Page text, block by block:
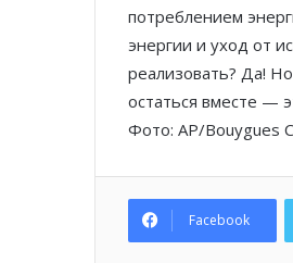
потреблением
энергии и уход от
реализовать? Да!
остаться вместе —
Фото: AP/Bouygues
Facebook